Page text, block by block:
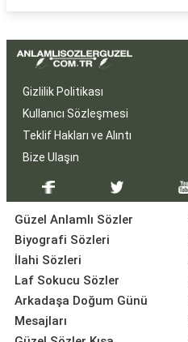
Gizlilik Politikası
Kullanıcı Sözleşmesi
Teklif Hakları ve Alıntı
Bize Ulaşın
Güzel Anlamlı Sözler
Biyografi Sözleri
İlahi Sözleri
Laf Sokucu Sözler
Arkadaşa Doğum Günü
Mesajları